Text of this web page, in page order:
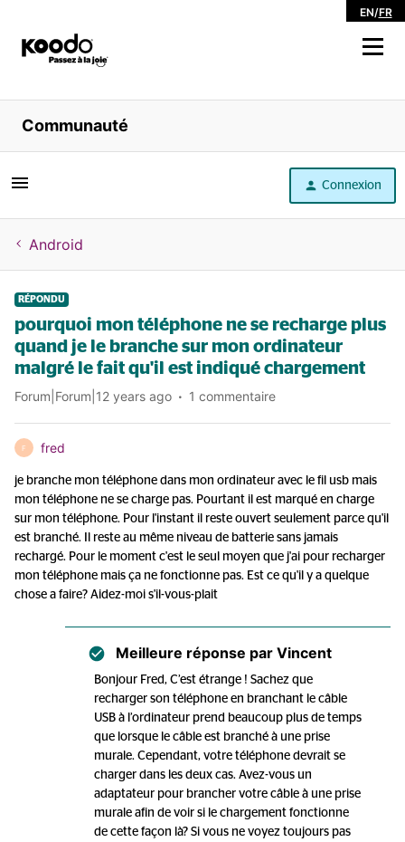
EN/FR
Magasiner
Libre service
Aide
Communauté
Connexion
Android
RÉPONDU
pourquoi mon téléphone ne se recharge plus
quand je le branche sur mon ordinateur
malgré le fait qu'il est indiqué chargement
Forum|Forum|12 years ago 1 commentaire
F fred
je branche mon téléphone dans mon ordinateur avec le fil usb mais
mon téléphone ne se charge pas. Pourtant il est marqué en charge
sur mon téléphone. Pour l'instant il reste ouvert seulement parce qu'il
est branché. Il reste au même niveau de batterie sans jamais
rechargé. Pour le moment c'est le seul moyen que j'ai pour recharger
mon téléphone mais ça ne fonctionne pas. Est ce qu'il y a quelque
chose a faire? Aidez-moi s'il-vous-plait
Meilleure réponse par Vincent
Bonjour Fred, C’est étrange ! Sachez que
recharger son téléphone en branchant le câble
USB à l’ordinateur prend beaucoup plus de temps
que lorsque le câble est branché à une prise
murale. Cependant, votre téléphone devrait se
charger dans les deux cas. Avez-vous un
adaptateur pour brancher votre câble à une prise
murale afin de voir si le chargement fonctionne
de cette façon là? Si vous ne voyez toujours pas